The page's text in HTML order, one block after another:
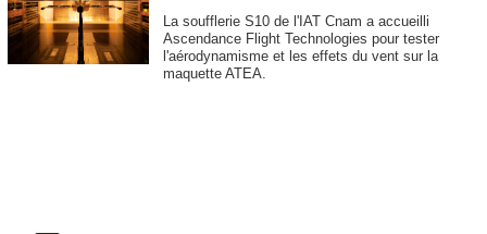
La soufflerie S10 de l'IAT Cnam a accueilli
Ascendance Flight Technologies pour tester
l'aérodynamisme et les effets du vent sur la
maquette ATEA.